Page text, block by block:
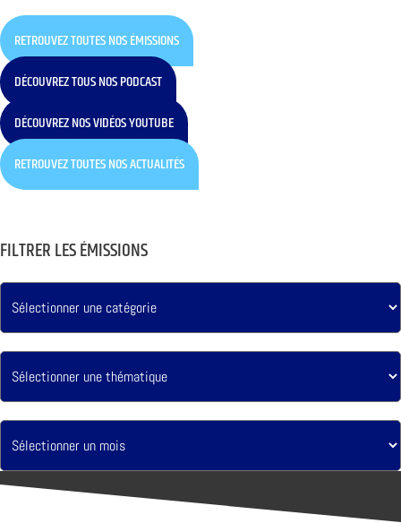
RETROUVEZ TOUTES NOS ÉMISSIONS
DÉCOUVREZ TOUS NOS PODCAST
DÉCOUVREZ NOS VIDÉOS YOUTUBE
RETROUVEZ TOUTES NOS ACTUALITÉS
FILTRER LES ÉMISSIONS